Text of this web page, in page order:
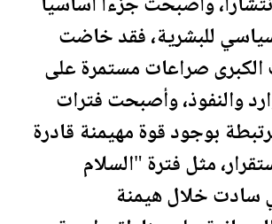
للبشرية، فقد خاضت
الكبرى صراعات مستمرة على
والنفوذ، وأصبحت فترات
بوجود قوة مهيمنة قادرة
مثل فترة "السلام
سادت خلال هيمنة